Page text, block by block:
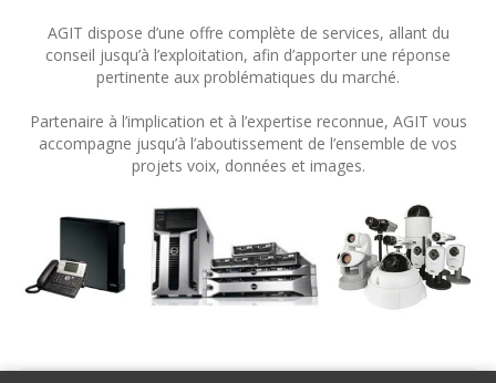
AGIT dispose d’une offre complète de services, allant du
conseil jusqu’à l’exploitation, afin d’apporter une réponse
pertinente aux problématiques du marché.
Partenaire à l’implication et à l’expertise reconnue, AGIT vous
accompagne jusqu’à l’aboutissement de l’ensemble de vos
projets voix, données et images.